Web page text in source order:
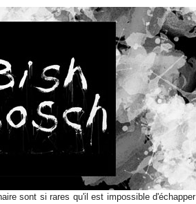
sont si rares qu'il est impossible d'échapper